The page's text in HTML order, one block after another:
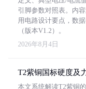
引脚参数对照表。内
用电路设计要点，数
（版本V1.2）。
2026年8月4日
T2紫铜国标硬度及
本文系统解读T2紫铜